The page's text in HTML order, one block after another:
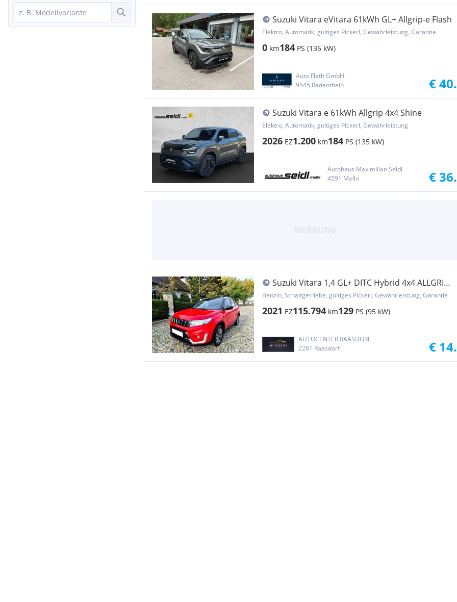
Suzuki Vitara eVitara 61kWh GL+ Allgrip-e Flash
Elektro, Automatik, gültiges Pickerl, Gewährleistung, Garantie
0 km184 PS (135 kW)
Auto Flath GmbH.
9545 Radenthein
€
Suzuki Vitara e 61kWh Allgrip 4x4 Shine
Elektro, Automatik, gültiges Pickerl, Gewährleistung
2026 EZ1.200 km184 PS (135 kW)
Autohaus Maximilian Seidl
4591 Molln
€
Suzuki Vitara 1,4 GL+ DITC Hybrid 4x4 ALLGRIP
"shine" ...
Benzin, Schaltgetriebe, gültiges Pickerl, Gewährleistung, Garantie
2021 EZ115.794 km129 PS (95 kW)
AUTOCENTER RAASDORF
2281 Raasdorf
€